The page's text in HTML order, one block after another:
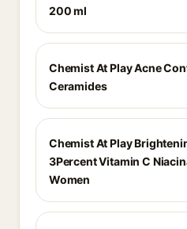
200 ml
Chemist At Play Acne
Ceramides
Chemist At Play
3Percent Vitamin C
Women